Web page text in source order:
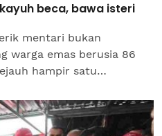
beca, bawa isteri
mentari bukan
warga emas berusia 86
hampir satu